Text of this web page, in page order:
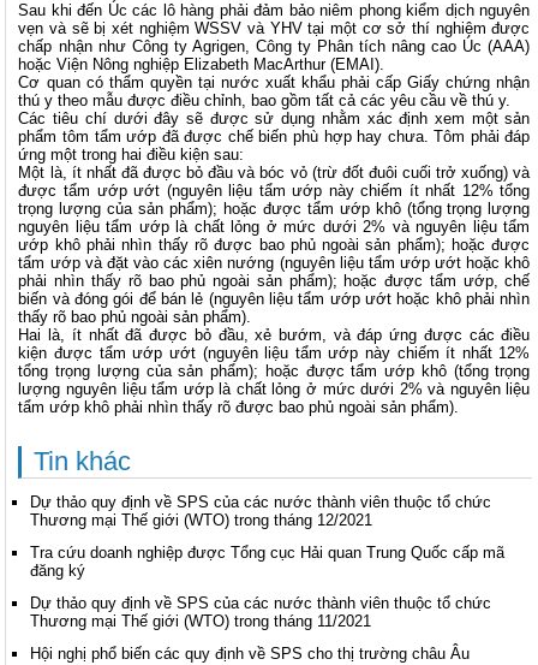
Sau khi đến Úc các lô hàng phải đảm bảo niêm phong kiểm dịch nguyên
vẹn và sẽ bị xét nghiệm WSSV và YHV tại một cơ sở thí nghiệm được
chấp nhận như Công ty Agrigen, Công ty Phân tích nâng cao Úc (AAA)
hoặc Viện Nông nghiệp Elizabeth MacArthur (EMAI).
Cơ quan có thẩm quyền tại nước xuất khẩu phải cấp Giấy chứng nhận
thú y theo mẫu được điều chỉnh, bao gồm tất cả các yêu cầu về thú y.
Các tiêu chí dưới đây sẽ được sử dụng nhằm xác định xem một sản
phẩm tôm tẩm ướp đã được chế biến phù hợp hay chưa. Tôm phải đáp
ứng một trong hai điều kiện sau:
Một là, ít nhất đã được bỏ đầu và bóc vỏ (trừ đốt đuôi cuối trở xuống) và
được tẩm ướp ướt (nguyên liệu tẩm ướp này chiếm ít nhất 12% tổng
trọng lượng của sản phẩm); hoặc được tẩm ướp khô (tổng trọng lượng
nguyên liệu tẩm ướp là chất lỏng ở mức dưới 2% và nguyên liệu tẩm
ướp khô phải nhìn thấy rõ được bao phủ ngoài sản phẩm); hoặc được
tẩm ướp và đặt vào các xiên nướng (nguyên liệu tẩm ướp ướt hoặc khô
phải nhìn thấy rõ bao phủ ngoài sản phẩm); hoặc được tẩm ướp, chế
biến và đóng gói để bán lẻ (nguyên liệu tẩm ướp ướt hoặc khô phải nhìn
thấy rõ bao phủ ngoài sản phẩm).
Hai là, ít nhất đã được bỏ đầu, xẻ bướm, và đáp ứng được các điều
kiện được tẩm ướp ướt (nguyên liệu tẩm ướp này chiếm ít nhất 12%
tổng trọng lượng của sản phẩm); hoặc được tẩm ướp khô (tổng trọng
lượng nguyên liệu tẩm ướp là chất lỏng ở mức dưới 2% và nguyên liệu
tẩm ướp khô phải nhìn thấy rõ được bao phủ ngoài sản phẩm).
Tin khác
Dự thảo quy định về SPS của các nước thành viên thuộc tổ chức
Thương mại Thế giới (WTO) trong tháng 12/2021
Tra cứu doanh nghiệp được Tổng cục Hải quan Trung Quốc cấp mã
đăng ký
Dự thảo quy định về SPS của các nước thành viên thuộc tổ chức
Thương mại Thế giới (WTO) trong tháng 11/2021
Hội nghị phổ biến các quy định về SPS cho thị trường châu Âu